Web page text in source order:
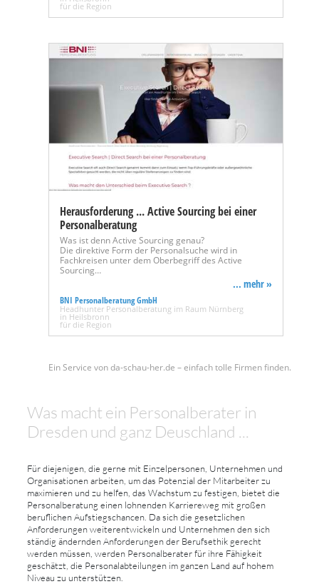
für die Region
Herausforderung ... Active Sourcing bei einer
Personalberatung
Was ist denn Active Sourcing genau?
Die direktive Form der Personalsuche wird in
Fachkreisen unter dem Oberbegriff des Active
Sourcing…
... mehr »
BNI Personalberatung GmbH
Headhunter Personalberatung im Raum Nürnberg
in Heilsbronn
für die Region
Ein Service von da-schau-her.de – einfach tolle Firmen finden.
Was macht ein Personalberater in
Dresden und ganz Deuschland ...
Für diejenigen, die gerne mit Einzelpersonen, Unternehmen und
Organisationen arbeiten, um das Potenzial der Mitarbeiter zu
maximieren und zu helfen, das Wachstum zu festigen, bietet die
Personalberatung einen lohnenden Karriereweg mit großen
beruflichen Aufstiegschancen. Da sich die gesetzlichen
Anforderungen weiterentwickeln und Unternehmen den sich
ständig ändernden Anforderungen der Berufsethik gerecht
werden müssen, werden Personalberater für ihre Fähigkeit
geschätzt, die Personalabteilungen im ganzen Land auf hohem
Niveau zu unterstützen.